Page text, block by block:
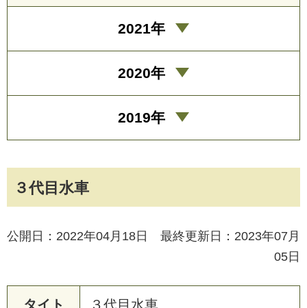
３代目水車
公開日：2022年04月18日 最終更新日：2023年07月
05日
タイト ３代 目 水車
2021年
2020年
2019年